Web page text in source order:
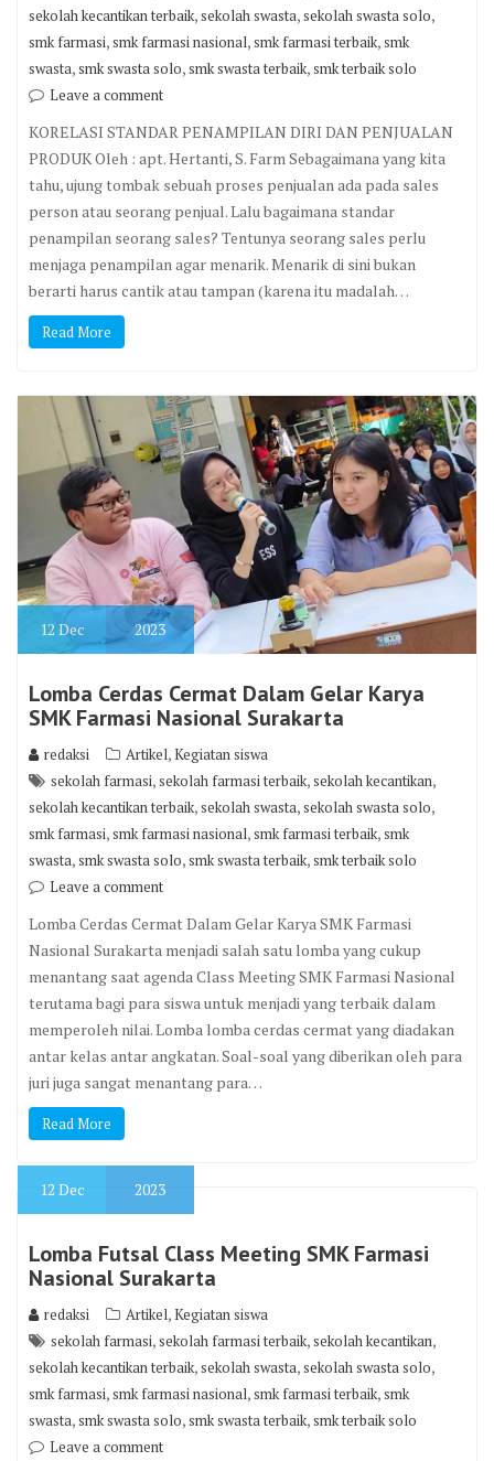
sekolah kecantikan terbaik,sekolah swasta,sekolah swasta solo,
smk farmasi,smk farmasi nasional,smk farmasi terbaik,smk
swasta,smk swasta solo,smk swasta terbaik,smk terbaik solo
Leave a comment
KORELASI STANDAR PENAMPILAN DIRI DAN PENJUALAN
PRODUK Oleh : apt. Hertanti, S. Farm Sebagaimana yang kita
tahu, ujung tombak sebuah proses penjualan ada pada sales
person atau seorang penjual. Lalu bagaimana standar
penampilan seorang sales? Tentunya seorang sales perlu
menjaga penampilan agar menarik. Menarik di sini bukan
berarti harus cantik atau tampan (karena itu madalah…
Read More
12Dec 2023
Lomba Cerdas Cermat Dalam Gelar Karya
SMK Farmasi Nasional Surakarta
redaksi Artikel,Kegiatan siswa
sekolah farmasi,sekolah farmasi terbaik,sekolah kecantikan,
sekolah kecantikan terbaik,sekolah swasta,sekolah swasta solo,
smk farmasi,smk farmasi nasional,smk farmasi terbaik,smk
swasta,smk swasta solo,smk swasta terbaik,smk terbaik solo
Leave a comment
Lomba Cerdas Cermat Dalam Gelar Karya SMK Farmasi
Nasional Surakarta menjadi salah satu lomba yang cukup
menantang saat agenda Class Meeting SMK Farmasi Nasional
terutama bagi para siswa untuk menjadi yang terbaik dalam
memperoleh nilai. Lomba lomba cerdas cermat yang diadakan
antar kelas antar angkatan. Soal-soal yang diberikan oleh para
juri juga sangat menantang para…
Read More
12 Dec 2023
Lomba Futsal Class Meeting SMK Farmasi
Nasional Surakarta
redaksi Artikel,Kegiatan siswa
sekolah farmasi,sekolah farmasi terbaik,sekolah kecantikan,
sekolah kecantikan terbaik,sekolah swasta,sekolah swasta solo,
smk farmasi,smk farmasi nasional,smk farmasi terbaik,smk
swasta,smk swasta solo,smk swasta terbaik,smk terbaik solo
Leave a comment